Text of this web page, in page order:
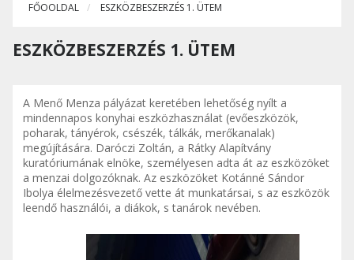
FŐOOLDAL ESZKÖZBESZERZÉS 1. ÜTEM
ESZKÖZBESZERZÉS 1. ÜTEM
A Menő Menza pályázat keretében lehetőség nyílt a
mindennapos konyhai eszközhasználat (evőeszközök,
poharak, tányérok, csészék, tálkák, merőkanalak)
megújítására. Daróczi Zoltán, a Rátky Alapítvány
kuratóriumának elnöke, személyesen adta át az eszközöket
a menzai dolgozóknak. Az eszközöket Kotánné Sándor
Ibolya élelmezésvezető vette át munkatársai, s az eszközök
leendő használói, a diákok, s tanárok nevében.